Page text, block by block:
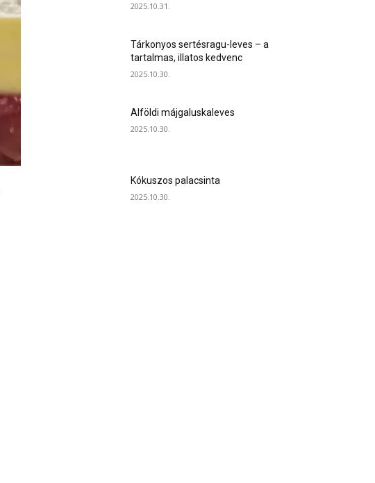
2025.10.31.
Tárkonyos sertésragu-leves – a
tartalmas, illatos kedvenc
2025.10.30.
Alföldi májgaluskaleves
2025.10.30.
Kókuszos palacsinta
2025.10.30.